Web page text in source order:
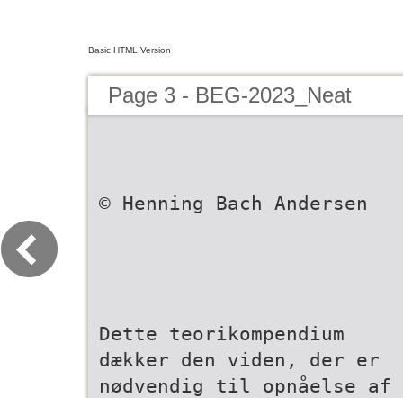
Basic HTML Version
Page 3 - BEG-2023_Neat
© Henning Bach Andersen
Dette teorikompendium
dækker den viden, der er
nødvendig til opnåelse af